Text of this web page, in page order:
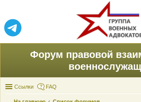
Форум правовой
Ссылки FAQ